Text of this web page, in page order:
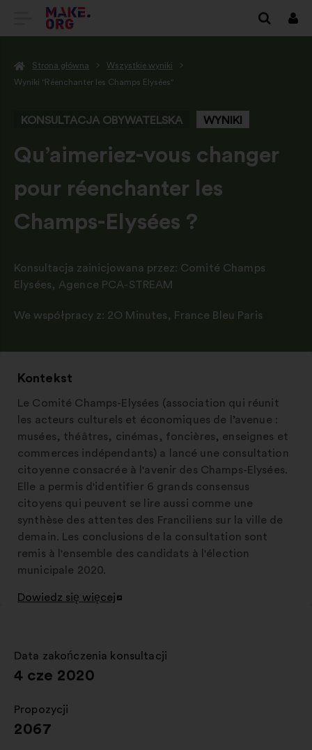
IDŹ
STRONY
MAKE.ORG
się
Strona główna
Wszystkie wyniki
Wyniki "Réenchanter les Champs Elysées"
KONSULTACJA OBYWATELSKA WYNIKI
-
Qu’aimeriez-vous changer
pour réenchanter les
Champs-Elysées ?
Konsultacja zainicjowana przez: Comité Champs
Elysées, Agence PCA-STREAM
We współpracy z: 2O Minutes, France Bleu Paris
Kontekst
Le Comité Champs-Elysées (association qui réunit
les acteurs culturels et économiques de l’avenue :
musées, théâtres, cinémas, foncières, enseignes et
commerces indépendants) a lancé une consultation
citoyenne consacrée à l'avenir des Champs-Elysées.
Elle a permis d'identifier 6 grands consensus
citoyens qui peuvent se lire aussi comme une
synthèse des attentes des Franciliens sur la ville de
demain. Les conclusions de la consultation sont
remis à l'ensemble des candidats à l'élection
municipale 2020.
Dowiedz się więcej
Otwieranie
zakładce
Data zakończenia konsultacji
:
4 cze 2020
Propozycji
:
2067